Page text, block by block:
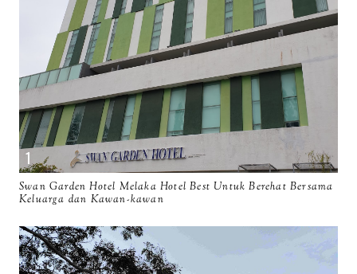
Swan Garden Hotel Melaka Hotel Best Untuk Berehat Bersama
Keluarga dan Kawan-kawan